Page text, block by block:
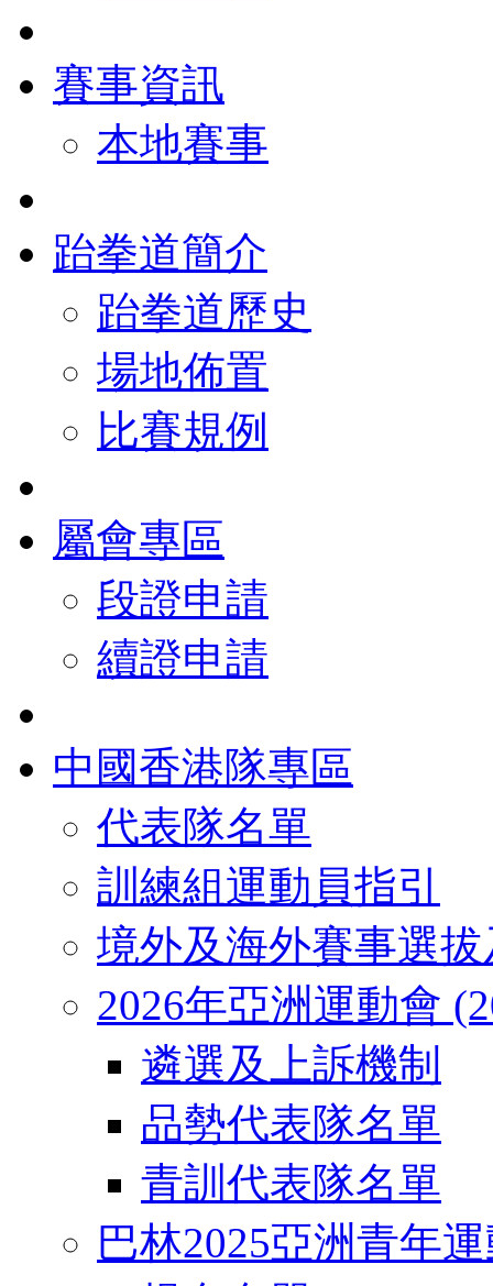
賽事資訊
本地賽事
跆拳道簡介
跆拳道歷史
場地佈置
比賽規例
屬會專區
段證申請
續證申請
中國香港隊專區
代表隊名單
訓練組運動員指引
境外及海外賽事選
2026年亞洲運動會
遴選及上訴機制
品勢代表隊名單
青訓代表隊名單
巴林2025亞洲青年